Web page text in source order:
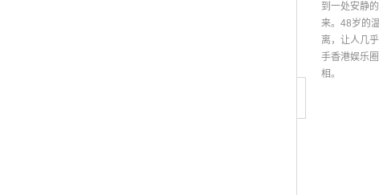
到一处安静
来。48岁的
离，让人几
手香港娱乐
相。